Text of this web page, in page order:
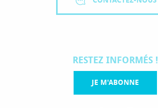
RESTEZ INFORMÉS !
JE M'ABONNE